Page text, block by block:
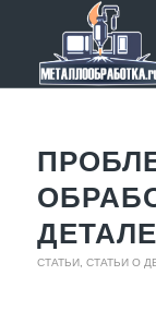
СТАТЬИ, СТАТЬИ О